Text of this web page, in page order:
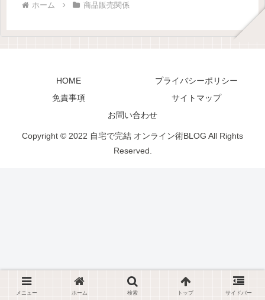
ホーム 商品販売関係
HOME
プライバシーポリシー
免責事項
サイトマップ
お問い合わせ
Copyright © 2022 自宅で完結 オンライン術BLOG All Rights
Reserved.
メニュー ホーム 検索 トップ サイドバー